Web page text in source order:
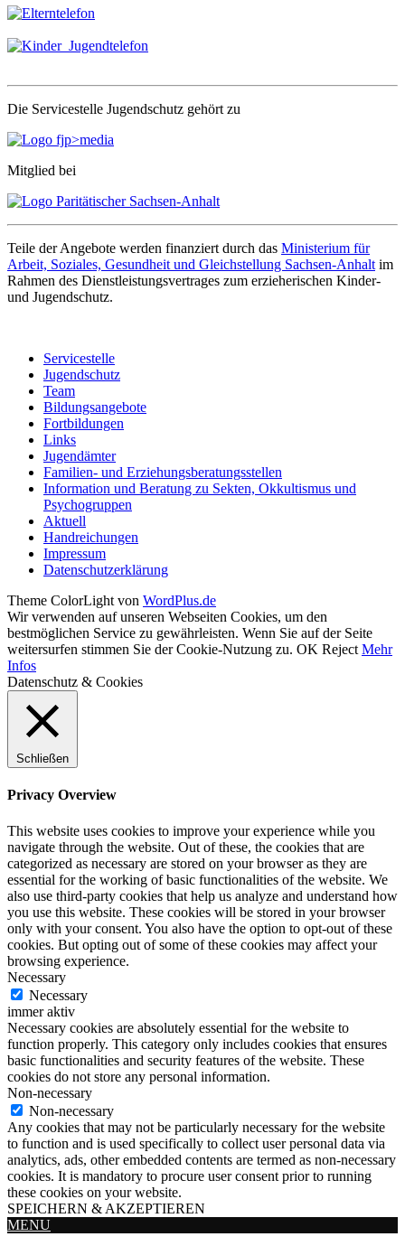
Die Servicestelle Jugendschutz gehört zu
Mitglied bei
Teile der Angebote werden finanziert durch das Ministerium für
Arbeit, Soziales, Gesundheit und Gleichstellung Sachsen-Anhalt im
Rahmen des Dienstleistungsvertrages zum erzieherischen Kinder-
und Jugendschutz.
Servicestelle
Jugendschutz
Team
Bildungsangebote
Fortbildungen
Links
Jugendämter
Familien- und Erziehungsberatungsstellen
Information und Beratung zu Sekten, Okkultismus und
Psychogruppen
Aktuell
Handreichungen
Impressum
Datenschutzerklärung
Theme ColorLight von WordPlus.de
Wir verwenden auf unseren Webseiten Cookies, um den
bestmöglichen Service zu gewährleisten. Wenn Sie auf der Seite
weitersurfen stimmen Sie der Cookie-Nutzung zu. OK Reject Mehr
Infos
Datenschutz & Cookies
Schließen
Privacy Overview
This website uses cookies to improve your experience while you
navigate through the website. Out of these, the cookies that are
categorized as necessary are stored on your browser as they are
essential for the working of basic functionalities of the website. We
also use third-party cookies that help us analyze and understand how
you use this website. These cookies will be stored in your browser
only with your consent. You also have the option to opt-out of these
cookies. But opting out of some of these cookies may affect your
browsing experience.
Necessary
Necessary
immer aktiv
Necessary cookies are absolutely essential for the website to
function properly. This category only includes cookies that ensures
basic functionalities and security features of the website. These
cookies do not store any personal information.
Non-necessary
Non-necessary
Any cookies that may not be particularly necessary for the website
to function and is used specifically to collect user personal data via
analytics, ads, other embedded contents are termed as non-necessary
cookies. It is mandatory to procure user consent prior to running
these cookies on your website.
SPEICHERN & AKZEPTIEREN
MENU